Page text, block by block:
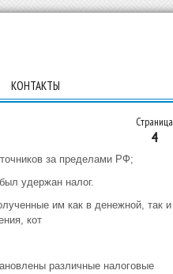
КОНТАКТЫ
Страница
4
за пределами РФ;
удержан налог.
им как в денежной, так и
кот
различные налоговые